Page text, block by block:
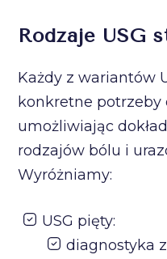
Rodzaje USG
Każdy z wariantów
konkretne potrzeby
umożliwiając
rodzajów bólu i
Wyróżniamy:
USG pięty:
diagnostyka